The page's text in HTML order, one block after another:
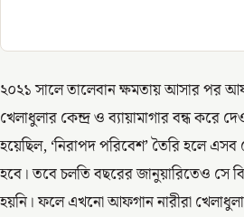
২০২১ সালে তালেবান ক্ষমতায় আসার পর
খেলাধুলার কেন্দ্র ও ব্যায়ামাগার বন্ধ করে
হয়েছিল, ‘নিরাপদ পরিবেশ’ তৈরি হলে এসব
হবে। তবে চলতি বছরের জানুয়ারিতেও সে
হয়নি। ফলে এখনো আফগান নারীরা